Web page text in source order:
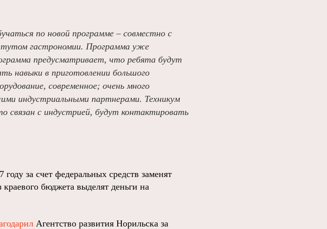
по новой программе – совместно с
гастрономии. Программа уже
предусматривает, что ребята будут
навыки в приготовлении большого
современное; очень много
индустриальными партнерами. Техникум
с индустрией, будут контактировать
за счет федеральных средств заменят
бюджета выделят деньги на
Агентство развития Норильска за